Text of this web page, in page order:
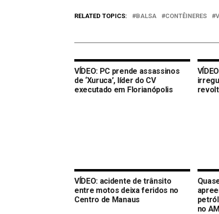
RELATED TOPICS: BALSA CONTÊINERES
VÍDEO: PC prende assassinos
de ‘Xuruca’, líder do CV
executado em Florianópolis
VÍDEO: acidente de trânsito
entre motos deixa feridos no
Centro de Manaus
no AM